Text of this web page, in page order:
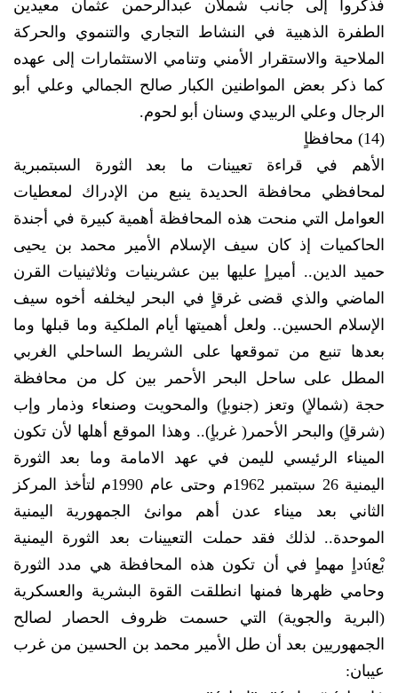
فذكروا إلى جانب شملان عبدالرحمن عثمان معيدين
الطفرة الذهبية في النشاط التجاري والتنموي والحركة
الملاحية والاستقرار الأمني وتنامي الاستثمارات إلى عهده
كما ذكر بعض المواطنين الكبار صالح الجمالي وعلي أبو
الرجال وعلي الربيدي وسنان أبو لحوم.
(14) محافظاٍ
الأهم في قراءة تعيينات ما بعد الثورة السبتمبرية
لمحافظي محافظة الحديدة ينبع من الإدراك لمعطيات
العوامل التي منحت هذه المحافظة أهمية كبيرة في أجندة
الحاكميات إذ كان سيف الإسلام الأمير محمد بن يحيى
حميد الدين.. أميراٍ عليها بين عشرينيات وثلاثينيات القرن
الماضي والذي قضى غرقاٍ في البحر ليخلفه أخوه سيف
الإسلام الحسين.. ولعل أهميتها أيام الملكية وما قبلها وما
بعدها تنبع من تموقعها على الشريط الساحلي الغربي
المطل على ساحل البحر الأحمر بين كل من محافظة
حجة (شمالاٍ) وتعز (جنوباٍ) والمحويت وصنعاء وذمار وإب
(شرقاٍ) والبحر الأحمر( غرباٍ).. وهذا الموقع أهلها لأن تكون
الميناء الرئيسي لليمن في عهد الامامة وما بعد الثورة
اليمنية 26 سبتمبر 1962م وحتى عام 1990م لتأخذ المركز
الثاني بعد ميناء عدن أهم موانئ الجمهورية اليمنية
الموحدة.. لذلك فقد حملت التعيينات بعد الثورة اليمنية
بْعúداٍ مهماٍ في أن تكون هذه المحافظة هي مدد الثورة
وحامي ظهرها فمنها انطلقت القوة البشرية والعسكرية
(البرية والجوية) التي حسمت ظروف الحصار لصالح
الجمهوريين بعد أن طل الأمير محمد بن الحسين من غرب
عيبان: